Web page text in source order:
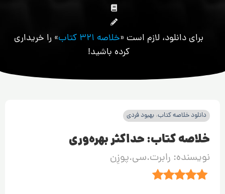
برای دانلود، لازم است «خلاصه 321 کتاب
» را خریداری
کرده باشید!
دانلود خلاصه کتاب، بهبود فردی
خلاصه کتاب: حداکثر بهره‌وری
نویسنده: رابرت.سی.پوزِن